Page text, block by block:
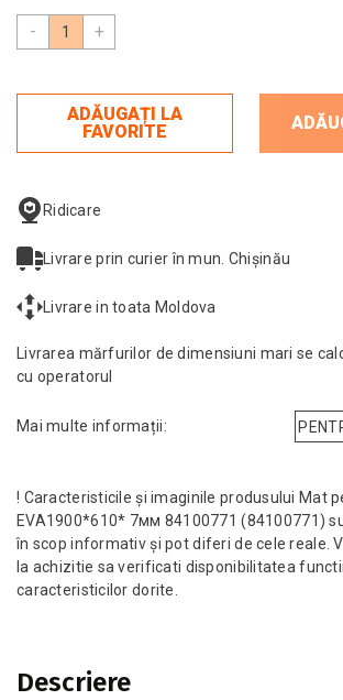
- +
ADĂUGAȚI LA
FAVORITE
Ridicare
Livrare prin curier în mun. Chișinău
Livrare in toata Moldova
Livrarea mărfurilor de dimensiuni mari se
cu operatorul
Mai multe informații:
! Caracteristicile și imaginile produsului Mat
EVA1900*610* 7мм 84100771 (84100771)
în scop informativ și pot diferi de cele reale.
la achizitie sa verificati disponibilitatea
caracteristicilor dorite.
Descriere